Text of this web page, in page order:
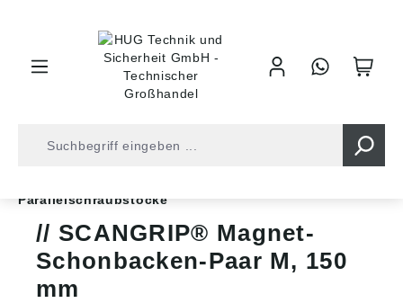
Parallelschraubstöcke
SCANGRIP® Magnet-
Schonbacken-Paar M, 150
mm